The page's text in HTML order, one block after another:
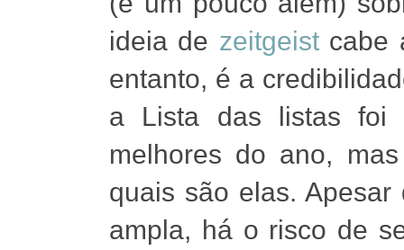
ideia de zeitgeistcabe
entanto, é a
a Lista das listas foi
melhores do ano,
quais são elas.
ampla, há o risco de